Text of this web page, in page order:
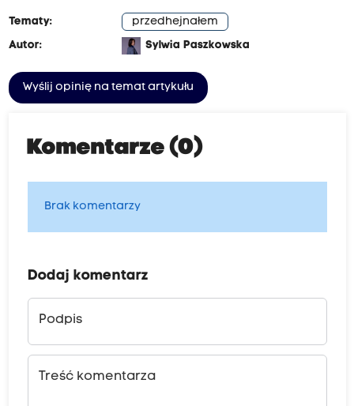
Tematy:
przedhejnałem
Autor:
Sylwia Paszkowska
Wyślij opinię na temat artykułu
Komentarze (0)
Brak komentarzy
Dodaj komentarz
Podpis
Treść komentarza